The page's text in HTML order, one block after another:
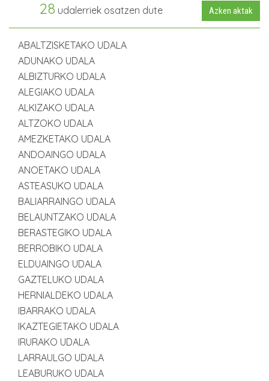
Azken aktak
28 udalerriek osatzen dute
ABALTZISKETAKO UDALA
ADUNAKO UDALA
ALBIZTURKO UDALA
ALEGIAKO UDALA
ALKIZAKO UDALA
ALTZOKO UDALA
AMEZKETAKO UDALA
ANDOAINGO UDALA
ANOETAKO UDALA
ASTEASUKO UDALA
BALIARRAINGO UDALA
BELAUNTZAKO UDALA
BERASTEGIKO UDALA
BERROBIKO UDALA
ELDUAINGO UDALA
GAZTELUKO UDALA
HERNIALDEKO UDALA
IBARRAKO UDALA
IKAZTEGIETAKO UDALA
IRURAKO UDALA
LARRAULGO UDALA
LEABURUKO UDALA